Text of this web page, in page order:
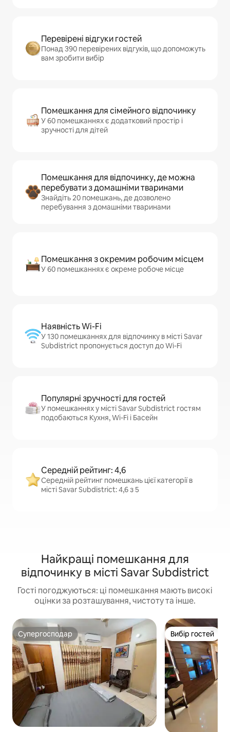
Перевірені відгуки гостей
Понад 390 перевірених відгуків, що допоможуть
вам зробити вибір
Помешкання для сімейного відпочинку
У 60 помешканнях є додатковий простір і
зручності для дітей
Помешкання для відпочинку, де можна
перебувати з домашніми тваринами
Знайдіть 20 помешкань, де дозволено
перебування з домашніми тваринами
Помешкання з окремим робочим місцем
У 60 помешканнях є окреме робоче місце
Наявність Wi-Fi
У 130 помешканнях для відпочинку в місті Savar
Subdistrict пропонується доступ до Wi-Fi
Популярні зручності для гостей
У помешканнях у місті Savar Subdistrict гостям
подобаються Кухня, Wi-Fi і Басейн
Середній рейтинг: 4,6
Середній рейтинг помешкань цієї категорії в
місті Savar Subdistrict: 4,6 з 5
Найкращі помешкання для
відпочинку в місті Savar Subdistrict
Гості погоджуються: ці помешкання мають високі
оцінки за розташування, чистоту та інше.
Супергосподар
Супергосподар Вибір гостей
Вибір гостей